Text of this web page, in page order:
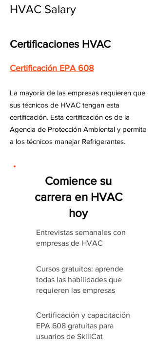
HVAC Salary
Certificaciones HVAC
Certificación EPA 608
La mayoría de las empresas requieren que
sus técnicos de HVAC tengan esta
certificación. Esta certificación es de la
Agencia de Protección Ambiental y permite
a los técnicos manejar Refrigerantes.
Comience su
carrera en HVAC
hoy
Entrevistas semanales con
empresas de HVAC
Cursos gratuitos: aprende
todas las habilidades que
requieren las empresas
Certificación y capacitación
EPA 608 gratuitas para
usuarios de SkillCat